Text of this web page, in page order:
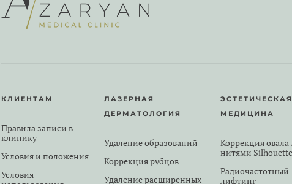
КЛИЕНТАМ
Правила записи в
клинику
Условия и положения
Условия
ЛАЗЕРНАЯ
ДЕРМАТОЛОГИЯ
Удаление образований
Коррекция рубцов
Удаление расширенных
ЭСТЕТИЧЕСКАЯ
МЕДИЦИНА
Коррекция овала
нитями
Радиочастотный
лифтинг